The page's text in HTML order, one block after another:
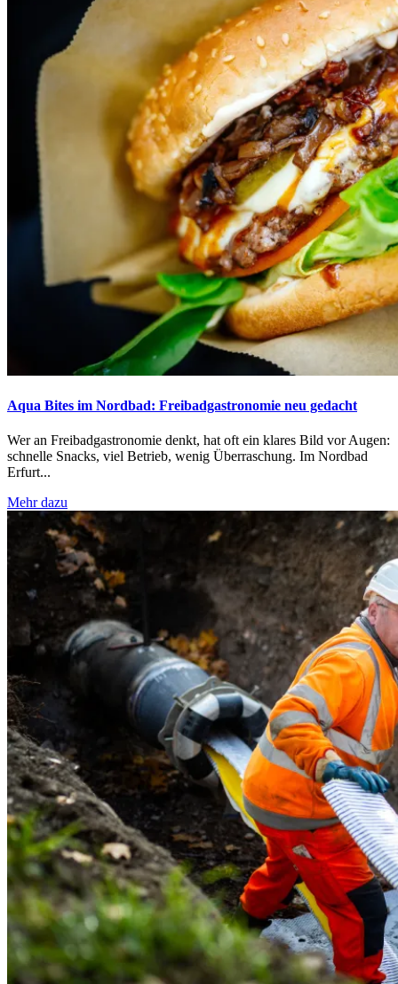
Aqua Bites im Nordbad: Freibadgastronomie neu gedacht
Wer an Freibadgastronomie denkt, hat oft ein klares Bild vor Augen:
schnelle Snacks, viel Betrieb, wenig Überraschung. Im Nordbad
Erfurt...
Mehr dazu